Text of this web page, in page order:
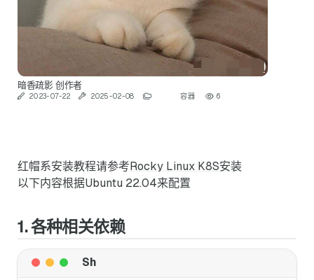
暗香疏影 创作者
2023-07-22 2025-02-08 容器 6
红帽系安装教程请参考 Rocky Linux K8S安装
以下内容根据Ubuntu 22.04来配置
1. 各种相关依赖